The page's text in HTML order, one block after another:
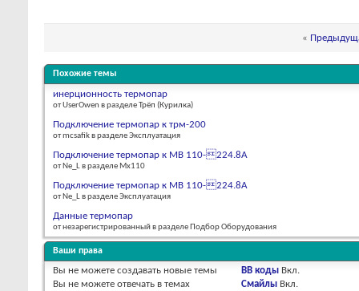
«
Похожие темы
инерционность термопар
от UserOwen в разделе Трёп (Курилка)
Подключение термопар к трм-200
от mcsafik в разделе Эксплуатация
Подключение термопар к МВ 110-224.8А
от Ne_L в разделе Мх110
Подключение термопар к МВ 110-224.8А
от Ne_L в разделе Эксплуатация
Данные термопар
от незарегистрированный в разделе Подбор Оборудования
Ваши права
Вы не можете создавать новые темы
Вы не можете отвечать в темах
BB коды Вкл.
Смайлы Вкл.